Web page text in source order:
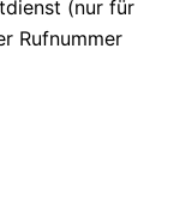
(nur für
Rufnummer